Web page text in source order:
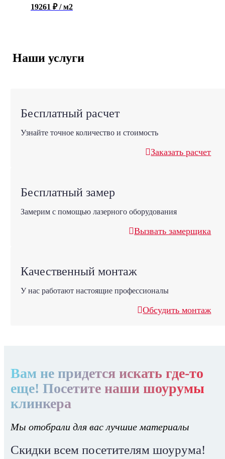
19261 ₽ / м2
Наши услуги
Бесплатный расчет
Узнайте точное количество и стоимость
Заказать расчет
Бесплатный замер
Замерим с помощью лазерного оборудования
Вызвать замерщика
Качественный монтаж
У нас работают настоящие профессионалы
Обсудить монтаж
Вам не придется искать где-то
еще! Посетите наши шоурумы
клинкера
Мы отобрали для вас лучшие материалы
Скидки всем посетителям шоурума!